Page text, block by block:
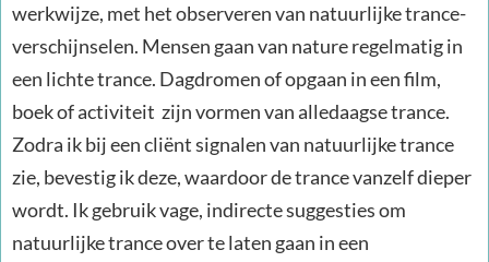
werkwijze, met het observeren van natuurlijke trance-
verschijnselen. Mensen gaan van nature regelmatig in
een lichte trance. Dagdromen of opgaan in een film,
boek of activiteit zijn vormen van alledaagse trance.
Zodra ik bij een cliënt signalen van natuurlijke trance
zie, bevestig ik deze, waardoor de trance vanzelf dieper
wordt. Ik gebruik vage, indirecte suggesties om
natuurlijke trance over te laten gaan in een